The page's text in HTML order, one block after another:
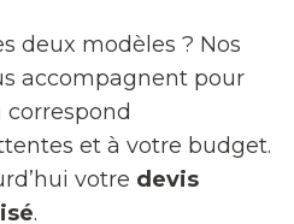
deux modèles ? Nos
accompagnent pour
et à votre budget.
votre devis
.